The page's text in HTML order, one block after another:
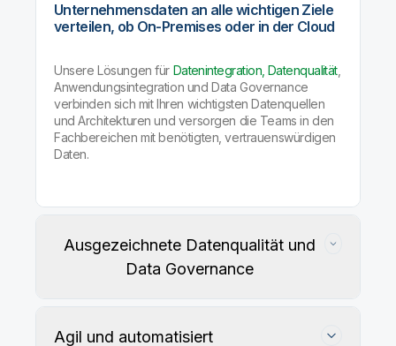
Unternehmensdaten an alle wichtigen Ziele
verteilen, ob On-Premises oder in der Cloud
Unsere Lösungen für Datenintegration, Datenqualität,
Anwendungsintegration und Data Governance
verbinden sich mit Ihren wichtigsten Datenquellen
und Architekturen und versorgen die Teams in den
Fachbereichen mit benötigten, vertrauenswürdigen
Daten.
Ausgezeichnete Datenqualität und
Data Governance
Agil und automatisiert